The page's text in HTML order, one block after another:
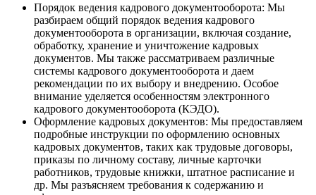
Порядок ведения кадрового документооборота: Мы
разбираем общий порядок ведения кадрового
документооборота в организации, включая создание,
обработку, хранение и уничтожение кадровых
документов. Мы также рассматриваем различные
системы кадрового документооборота и даем
рекомендации по их выбору и внедрению. Особое
внимание уделяется особенностям электронного
кадрового документооборота (КЭДО).
Оформление кадровых документов: Мы предоставляем
подробные инструкции по оформлению основных
кадровых документов, таких как трудовые договоры,
приказы по личному составу, личные карточки
работников, трудовые книжки, штатное расписание и
др. Мы разъясняем требования к содержанию и